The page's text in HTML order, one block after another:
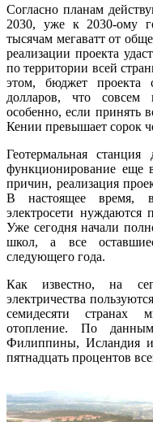
Согласно планам
2030, уже к 2030-ому
тысячам мегаватт от
реализации проекта
по территории всей
этом, бюджет проекта
долларов, что совсем
особенно, если принять
Кении превышает сорок
Геотермальная
функционирование еще
причин, реализация
В настоящее время,
электросети нуждаются
Уже сегодня начали
школ, а все
следующего года.
Как известно, на
электричества
семидесяти странах
отопление. По
Филиппины, Исландия и
пятнадцать процентов